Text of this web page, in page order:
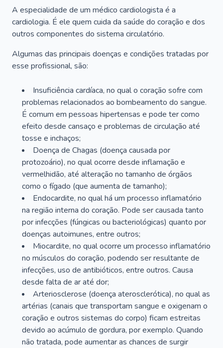
A especialidade de um médico cardiologista é a
cardiologia. É ele quem cuida da saúde do coração e dos
outros componentes do sistema circulatório.
Algumas das principais doenças e condições tratadas por
esse profissional, são:
Insuficiência cardíaca, no qual o coração sofre com
problemas relacionados ao bombeamento do sangue.
É comum em pessoas hipertensas e pode ter como
efeito desde cansaço e problemas de circulação até
tosse e inchaços;
Doença de Chagas (doença causada por
protozoário), no qual ocorre desde inflamação e
vermelhidão, até alteração no tamanho de órgãos
como o fígado (que aumenta de tamanho);
Endocardite, no qual há um processo inflamatório
na região interna do coração. Pode ser causada tanto
por infecções (fúngicas ou bacteriológicas) quanto por
doenças autoimunes, entre outros;
Miocardite, no qual ocorre um processo inflamatório
no músculos do coração, podendo ser resultante de
infecções, uso de antibióticos, entre outros. Causa
desde falta de ar até dor;
Arteriosclerose (doença aterosclerótica), no qual as
artérias (canais que transportam sangue e oxigenam o
coração e outros sistemas do corpo) ficam estreitas
devido ao acúmulo de gordura, por exemplo. Quando
não tratada, pode aumentar as chances de surgir